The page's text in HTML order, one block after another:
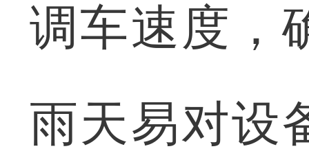
调车速度，
雨天易对设